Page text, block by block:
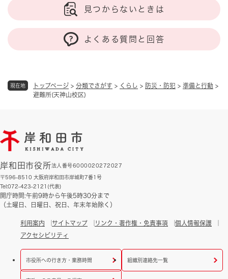
現在地 トップページ > 分類でさがす > くらし > 防災・防犯 > 準備と行動 >
避難所(天神山校区)
見つからないときは
よくある質問と回答
岸和田市役所法人番号6000020272027
〒596-8510 大阪府岸和田市岸城町7番1号
Tel:072-423-2121(代表)
開庁時間:午前9時から午後5時30分まで
（土曜日、日曜日、祝日、年末年始除く）
利用案内 サイトマップ リンク・著作権・免責事項
個人情報保護
アクセシビリティ
市役所への行き方・業務時間 組織別連絡先一覧